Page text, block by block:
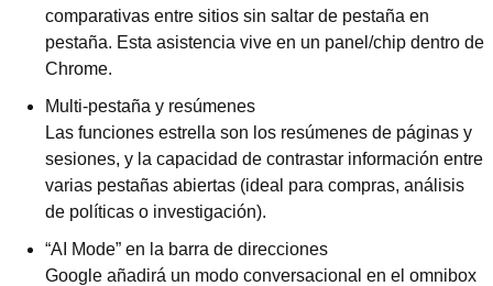
comparativas entre sitios sin saltar de pestaña en
pestaña. Esta asistencia vive en un panel/chip dentro de
Chrome.
Multi-pestaña y resúmenes
Las funciones estrella son los resúmenes de páginas y
sesiones, y la capacidad de contrastar información entre
varias pestañas abiertas (ideal para compras, análisis
de políticas o investigación).
“AI Mode” en la barra de direcciones
Google añadirá un modo conversacional en el omnibox